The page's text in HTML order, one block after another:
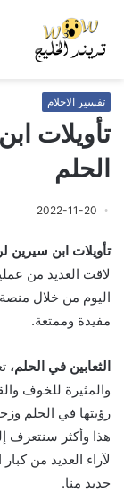
تفسير الاحلام
تأويلات
الحلم
2022-11-20
تأويلات ابن سيرين
لاقت العديد من
اليوم من خلال منصة
مفيدة وممتعة.
الثعابين في الحلم،
والمثيرة للخوف
رؤيتها في الحلم
هذا وأكثر سنتعرف
لآراء العديد من
جديد منا.